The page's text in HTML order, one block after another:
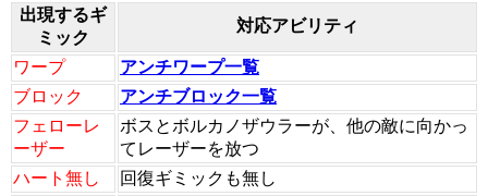
出現するギ
ミック
対応アビリティ
ワープ
アンチワープ一覧
ブロック
アンチブロック一覧
フェローレ
ーザー
ボスとボルカノザウラーが、他の敵に向かっ
てレーザーを放つ
ハート無し
回復ギミックも無し